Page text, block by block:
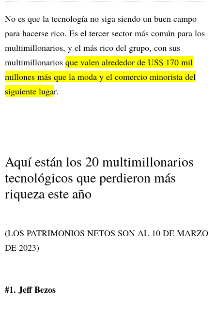
No es que la tecnología no siga siendo un buen campo
para hacerse rico. Es el tercer sector más común para los
multimillonarios, y el más rico del grupo, con sus
multimillonarios que valen alrededor de US$ 170 mil
millones más que la moda y el comercio minorista del
siguiente lugar.
Aquí están los 20 multimillonarios
tecnológicos que perdieron más
riqueza este año
(LOS PATRIMONIOS NETOS SON AL 10 DE MARZO
DE 2023)
#1. Jeff Bezos